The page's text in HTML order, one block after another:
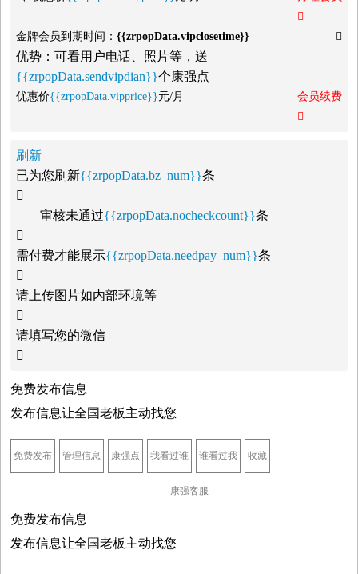

金牌会员到期时间： {{zrpopData.vipclosetime}} 
优势：可看用户电话、照片等，送
{{zrpopData.sendvipdian}}个康强点
优惠价{{zrpopData.vipprice}}元/月
会员续费

刷新
已为您刷新{{zrpopData.bz_num}}条

审核未通过{{zrpopData.nocheckcount}}条

需付费才能展示{{zrpopData.needpay_num}}条

请上传图片如内部环境等

请填写您的微信

免费发布信息
发布信息让全国老板主动找您
免费发布 管理信息 康强点 我看过谁 谁看过我 收藏
康强客服
免费发布信息
发布信息让全国老板主动找您